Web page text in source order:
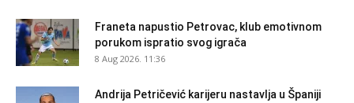
Franeta napustio Petrovac, klub emotivnom
porukom ispratio svog igrača
8 Aug 2026. 11:36
Andrija Petričević karijeru nastavlja u Španiji